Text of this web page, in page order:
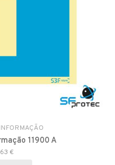
11900 A
€